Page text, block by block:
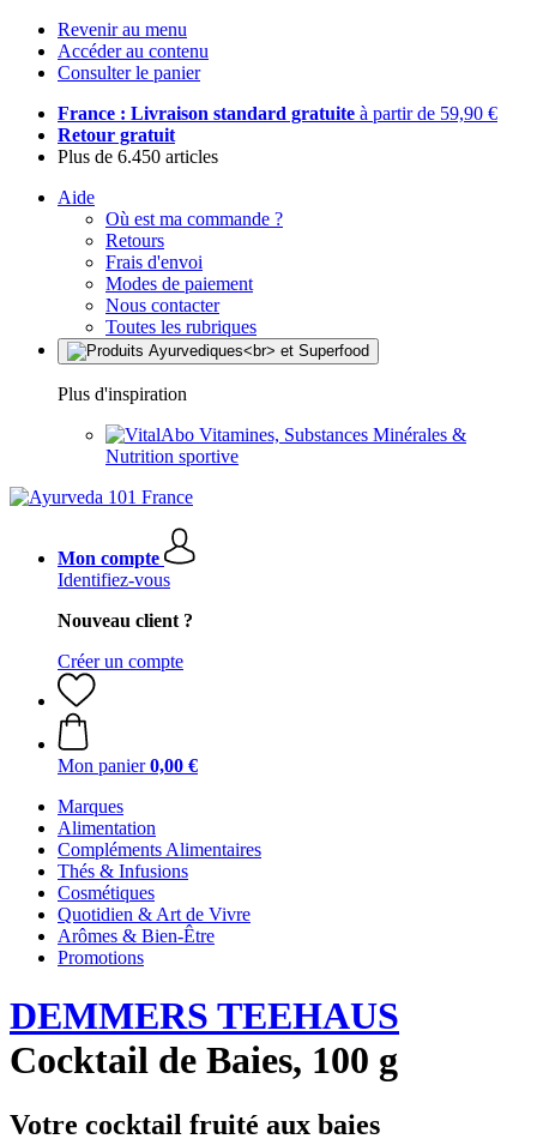
Revenir au menu
Accéder au contenu
Consulter le panier
France : Livraison standard gratuite à partir de 59,90 €
Retour gratuit
Plus de 6.450 articles
Aide
Où est ma commande ?
Retours
Frais d'envoi
Modes de paiement
Nous contacter
Toutes les rubriques
Plus d'inspiration
Vitamines, Substances Minérales &
Nutrition sportive
Mon compte
Identifiez-vous
Nouveau client ?
Créer un compte
Mon panier 0,00 €
Marques
Alimentation
Compléments Alimentaires
Thés & Infusions
Cosmétiques
Quotidien & Art de Vivre
Arômes & Bien-Être
Promotions
DEMMERS TEEHAUS
Cocktail de Baies, 100 g
Votre cocktail fruité aux baies